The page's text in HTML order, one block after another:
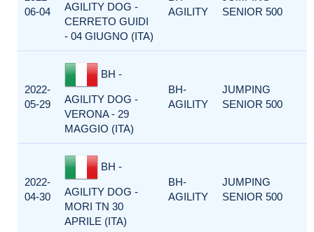
06-04
AGILITY DOG -
CERRETO GUIDI
- 04 GIUGNO (ITA)
AGILITY
SENIOR 500
2022-
05-29
BH -
AGILITY DOG -
VERONA - 29
MAGGIO (ITA)
BH-
AGILITY
JUMPING
SENIOR 500
2022-
04-30
BH -
AGILITY DOG -
MORI TN 30
APRILE (ITA)
BH-
AGILITY
JUMPING
SENIOR 500